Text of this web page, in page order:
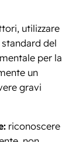
utilizzare
del
per la
un
gravi
riconoscere